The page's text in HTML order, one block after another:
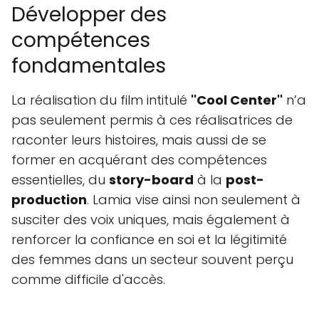
Développer des
compétences
fondamentales
La réalisation du film intitulé ''Cool Center'' n’a
pas seulement permis à ces réalisatrices de
raconter leurs histoires, mais aussi de se
former en acquérant des compétences
essentielles, du story-board à la post-
production. Lamia vise ainsi non seulement à
susciter des voix uniques, mais également à
renforcer la confiance en soi et la légitimité
des femmes dans un secteur souvent perçu
comme difficile d'accès.